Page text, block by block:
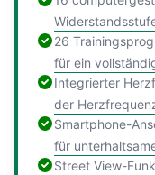
26
für ein
Integrierter
der
Smartphone-
für
Street View-